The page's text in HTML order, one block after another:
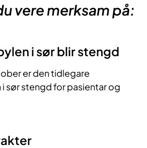
vere merksam på:
i sør blir stengd
er den tidlegare
sør stengd for pasientar og